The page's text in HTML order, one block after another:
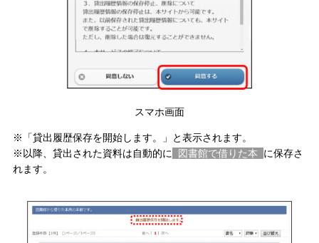
スマホ画面
※「貸出履歴保存を開始します。」と表示されます。
※以降、貸出された資料は自動的に
図書館で借りた本 に保存さ
れます。